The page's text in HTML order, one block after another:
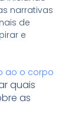
narrativas
de
e
ao o corpo
quais
as